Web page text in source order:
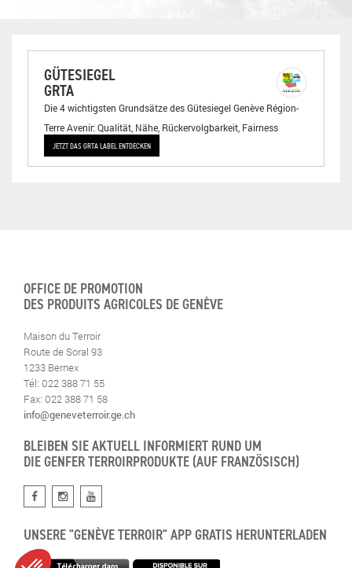
GÜTESIEGEL
GRTA
Die 4 wichtigsten Grundsätze des Gütesiegel Genève Région-
Terre Avenir: Qualität, Nähe, Rückervolgbarkeit, Fairness
JETZT DAS GRTA LABEL ENTDECKEN
OFFICE DE PROMOTION
DES PRODUITS AGRICOLES DE GENÈVE
Maison du Terroir
Route de Soral 93
1233 Bernex
Tél: 022 388 71 55
Fax: 022 388 71 58
info@geneveterroir.ge.ch
BLEIBEN SIE AKTUELL INFORMIERT RUND UM
DIE GENFER TERROIRPRODUKTE (AUF FRANZÖSISCH)
UNSERE "GENÈVE TERROIR" APP GRATIS HERUNTERLADEN